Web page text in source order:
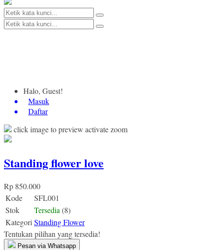
Halo, Guest!
Masuk
Daftar
click image to preview activate zoom
Standing flower love
Rp 850.000
Kode
SFL001
Stok
Tersedia (8)
Kategori Standing Flower
Tentukan pilihan yang tersedia!
Pesan via Whatsapp